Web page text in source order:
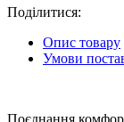
Поділитися:
Опис товару
Умови
Поєднання